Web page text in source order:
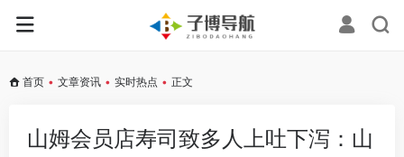
首页 • 文章资讯 • 实时热点 • 正文
山姆会员店寿司致多人上吐下泻：山